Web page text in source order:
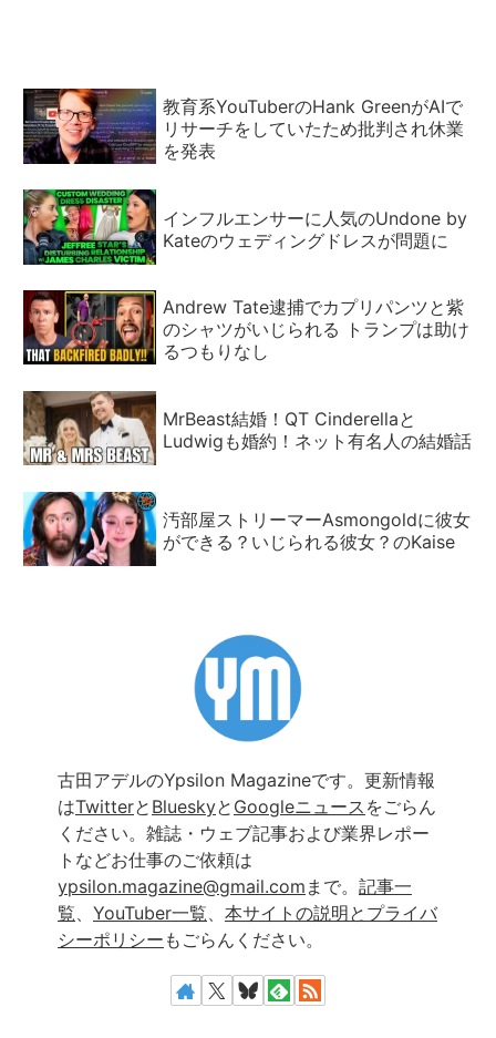
教育系YouTuberのHank GreenがAIで
リサーチをしていたため批判され休業
を発表
インフルエンサーに人気のUndone by
Kateのウェディングドレスが問題に
Andrew Tate逮捕でカプリパンツと紫
のシャツがいじられる トランプは助け
るつもりなし
MrBeast結婚！QT Cinderellaと
Ludwigも婚約！ネット有名人の結婚話
汚部屋ストリーマーAsmongoldに彼女
ができる？いじられる彼女？のKaise
古田アデルのYpsilon Magazineです。更新情報
はTwitterと Blueskyと Googleニュース をごらん
ください。雑誌・ウェブ記事および業界レポー
トなどお仕事のご依頼は
ypsilon.magazine@gmail.com まで。 記事一
覧
YouTuber一覧
本サイトの説明とプライバ
シーポリシー もごらんください。